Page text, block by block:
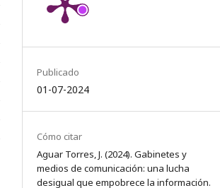
Publicado
01-07-2024
Cómo citar
Aguar Torres, J. (2024). Gabinetes y
medios de comunicación: una lucha
desigual que empobrece la información.